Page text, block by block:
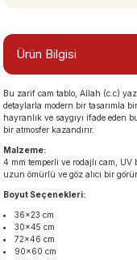
Manzaraları
Ürün Bilgisi
Bu zarif cam tablo, Allah (c.c)
detaylarla modern bir tasarımla
hayranlık ve saygıyı ifade eden
bir atmosfer kazandırır.
Malzeme:
4 mm temperli ve rodajlı cam,
uzun ömürlü ve göz alıcı bir
Boyut Seçenekleri:
36×23 cm
30×45 cm
72×46 cm
90×60 cm